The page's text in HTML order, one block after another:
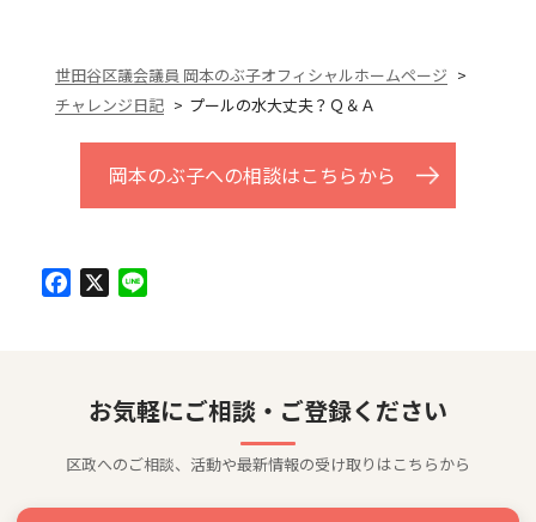
世田谷区議会議員 岡本のぶ子オフィシャルホームページ
チャレンジ日記
プールの水大丈夫？Ｑ＆Ａ
岡本のぶ子への相談はこちらから
Facebook
お気軽にご相談・ご登録ください
区政へのご相談、活動や最新情報の受け取りはこちらから